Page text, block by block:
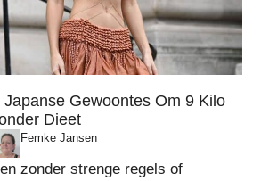
Gewoontes Om 9 Kilo
Dieet
Femke Jansen
zonder strenge regels of